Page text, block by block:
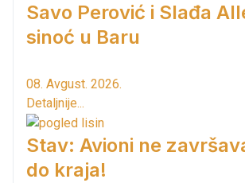
Savo Perović i Slađa
sinoć u Baru
08. Avgust. 2026.
Detaljnije...
Stav: Avioni ne
do kraja!